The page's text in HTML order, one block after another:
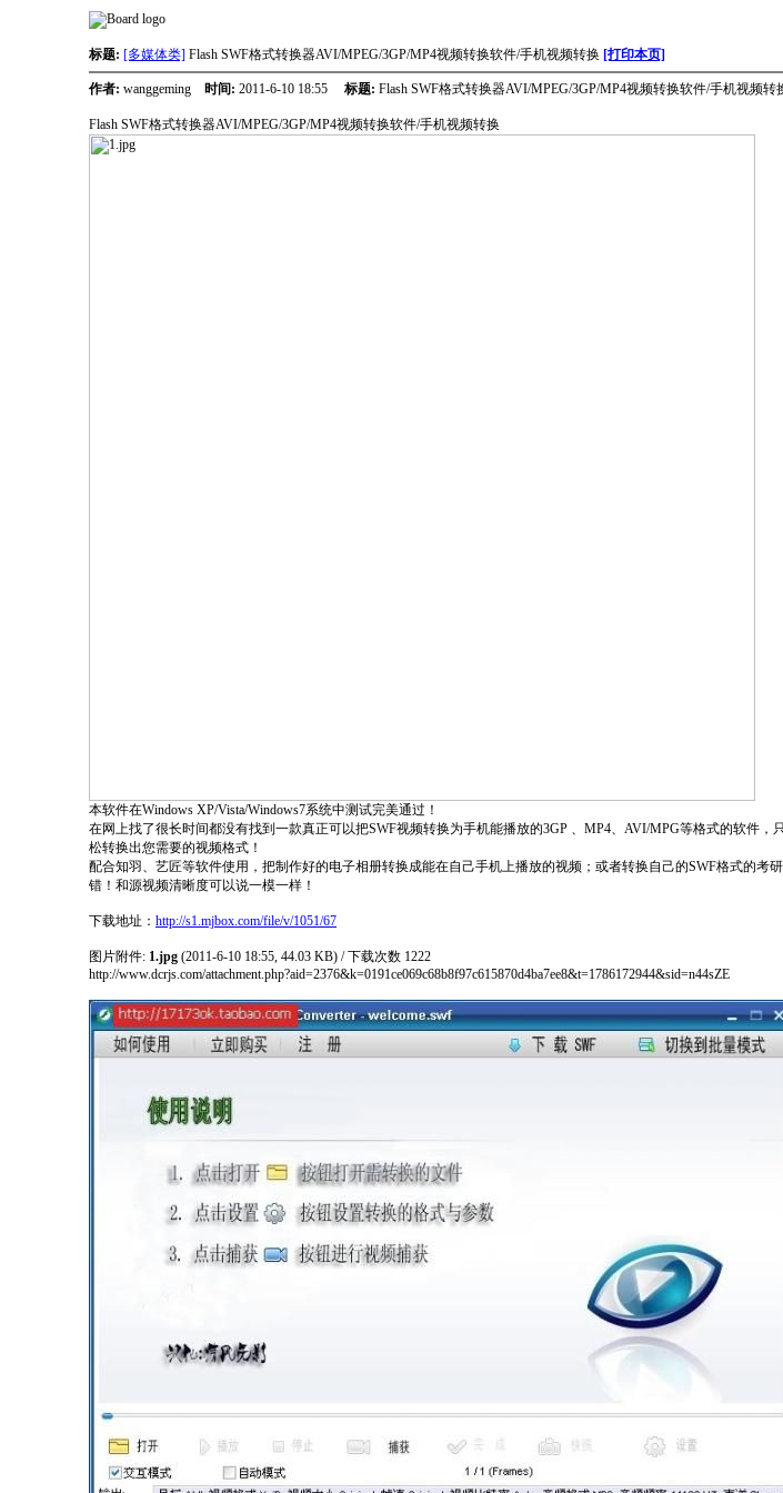
标题: [多媒体类] Flash SWF格式转换器AVI/MPEG/3GP/MP4视频转换软件/手机视频转换 [打印本页]
作者: wanggeming 时间: 2011-6-10 18:55 标题: Flash SWF格式转换器AVI/MPEG/3GP/MP4视频转换软件/手机视频转
Flash SWF格式转换器AVI/MPEG/3GP/MP4视频转换软件/手机视频转换
本软件在Windows XP/Vista/Windows7系统中测试完美通过！
在网上找了很长时间都没有找到一款真正可以把SWF视频转换为手机能播放的3GP 、MP4、AVI/MPG等格式的软件
松转换出您需要的视频格式！
配合知羽、艺匠等软件使用，把制作好的电子相册转换成能在自己手机上播放的视频；或者转换自己的SWF格式的
错！和源视频清晰度可以说一模一样！
下载地址： http://s1.mjbox.com/file/v/1051/67
图片附件: 1.jpg (2011-6-10 18:55, 44.03 KB) / 下载次数 1222
http://www.dcrjs.com/attachment.php?aid=2376&k=0191ce069c68b8f97c615870d4ba7ee8&t=1786172944&sid=n44sZE